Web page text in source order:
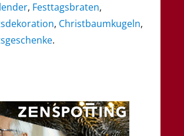
, Festtagsbraten,
, Christbaumkugeln,
.